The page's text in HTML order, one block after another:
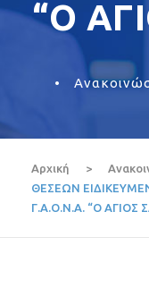
“Ο
•
Αρχική >
ΘΕΣΕΩΝ
Γ.Α.Ο.Ν.Α. “Ο ΑΓΙΟΣ